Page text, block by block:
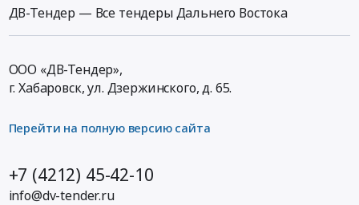
ДВ-Тендер — Все тендеры Дальнего Востока
ООО «ДВ-Тендер»,
г. Хабаровск,ул. Дзержинского, д. 65.
Перейти на полную версию сайта
+7 (4212) 45-42-10
info@dv-tender.ru